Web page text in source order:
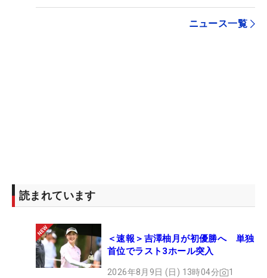
ニュース一覧
読まれています
＜速報＞吉澤柚月が初優勝へ 単独
首位でラスト3ホール突入
2026年8月9日 (日) 13時04分 1